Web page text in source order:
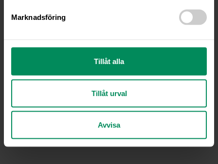
Marknadsföring
Tillåt alla
Tillåt urval
Avvisa